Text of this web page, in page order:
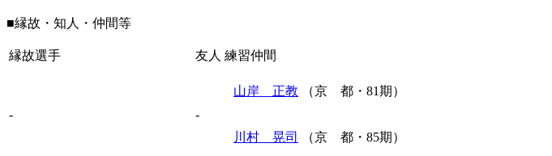
■縁故・知人・仲間等
縁故選手 友人 練習仲間
- -
山岸 正教 （京 都・81期）
川村 晃司 （京 都・85期）